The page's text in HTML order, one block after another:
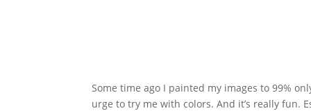
Some time ago I painted my images to 99%
urge to try me with colors. And it’s really fun.